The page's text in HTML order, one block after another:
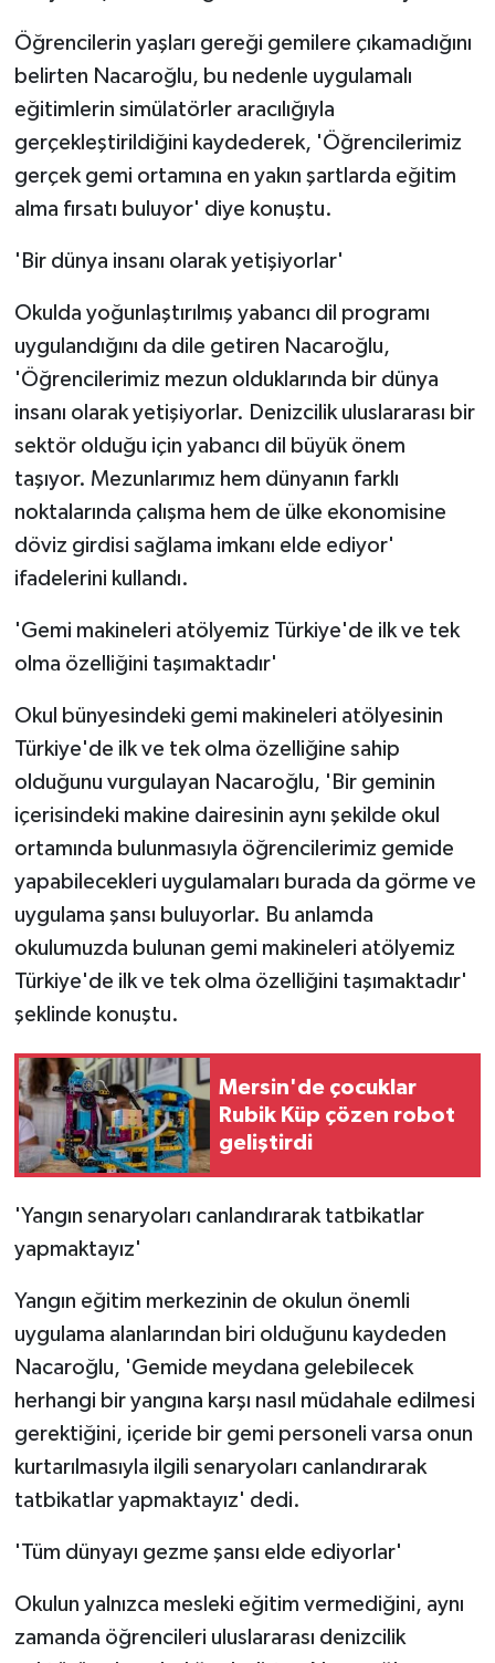
Öğrencilerin yaşları gereği gemilere çıkamadığını
belirten Nacaroğlu, bu nedenle uygulamalı
eğitimlerin simülatörler aracılığıyla
gerçekleştirildiğini kaydederek, 'Öğrencilerimiz
gerçek gemi ortamına en yakın şartlarda eğitim
alma fırsatı buluyor' diye konuştu.
'Bir dünya insanı olarak yetişiyorlar'
Okulda yoğunlaştırılmış yabancı dil programı
uygulandığını da dile getiren Nacaroğlu,
'Öğrencilerimiz mezun olduklarında bir dünya
insanı olarak yetişiyorlar. Denizcilik uluslararası bir
sektör olduğu için yabancı dil büyük önem
taşıyor. Mezunlarımız hem dünyanın farklı
noktalarında çalışma hem de ülke ekonomisine
döviz girdisi sağlama imkanı elde ediyor'
ifadelerini kullandı.
'Gemi makineleri atölyemiz Türkiye'de ilk ve tek
olma özelliğini taşımaktadır'
Okul bünyesindeki gemi makineleri atölyesinin
Türkiye'de ilk ve tek olma özelliğine sahip
olduğunu vurgulayan Nacaroğlu, 'Bir geminin
içerisindeki makine dairesinin aynı şekilde okul
ortamında bulunmasıyla öğrencilerimiz gemide
yapabilecekleri uygulamaları burada da görme ve
uygulama şansı buluyorlar. Bu anlamda
okulumuzda bulunan gemi makineleri atölyemiz
Türkiye'de ilk ve tek olma özelliğini taşımaktadır'
şeklinde konuştu.
Mersin'de çocuklar
Rubik Küp çözen robot
geliştirdi
'Yangın senaryoları canlandırarak tatbikatlar
yapmaktayız'
Yangın eğitim merkezinin de okulun önemli
uygulama alanlarından biri olduğunu kaydeden
Nacaroğlu, 'Gemide meydana gelebilecek
herhangi bir yangına karşı nasıl müdahale edilmesi
gerektiğini, içeride bir gemi personeli varsa onun
kurtarılmasıyla ilgili senaryoları canlandırarak
tatbikatlar yapmaktayız' dedi.
'Tüm dünyayı gezme şansı elde ediyorlar'
Okulun yalnızca mesleki eğitim vermediğini, aynı
zamanda öğrencileri uluslararası denizcilik